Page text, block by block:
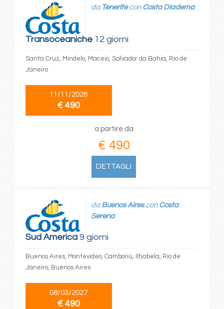
Transoceaniche12 giorni
da Tenerifecon Costa Diadema
Santa Cruz, Mindelo, Maceio, Salvador da Bahia, Rio de
Janeiro
11/11/2026
€ 490
a partire da
€ 490
DETTAGLI
Sud America9 giorni
da Buenos Airescon Costa
Serena
Buenos Aires, Montevideo, Camboriú, Ilhabela, Rio de
Janeiro, Buenos Aires
08/03/2027
€ 490